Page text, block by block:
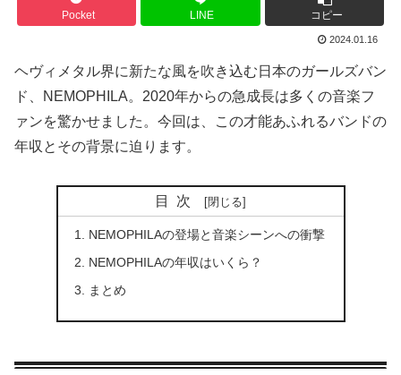
Pocket LINE コピー
2024.01.16
ヘヴィメタル界に新たな風を吹き込む日本のガールズバン
ド、NEMOPHILA。2020年からの急成長は多くの音楽フ
ァンを驚かせました。今回は、この才能あふれるバンドの
年収とその背景に迫ります。
目次
NEMOPHILAの登場と音楽シーンへの衝撃
NEMOPHILAの年収はいくら？
まとめ